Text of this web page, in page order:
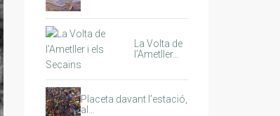
La Volta de
l’Ametller…
Placeta davant l’estació,
al…